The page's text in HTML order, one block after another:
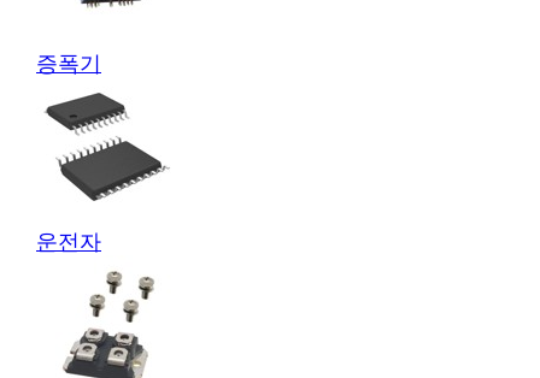
증폭기
운전자